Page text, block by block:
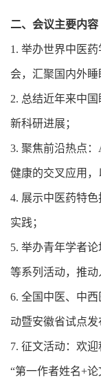
二、会议主要内容
1. 举办世界中医
会，汇聚国内外睡
2. 总结近年来中
新科研进展；
3. 聚焦前沿热点
健康的交叉应用，
4. 展示中医药特
实践；
5. 举办青年学者
等系列活动，推动
6. 全国中医、中
动暨安徽省试点发
7. 征文活动：欢
“第一作者姓名+